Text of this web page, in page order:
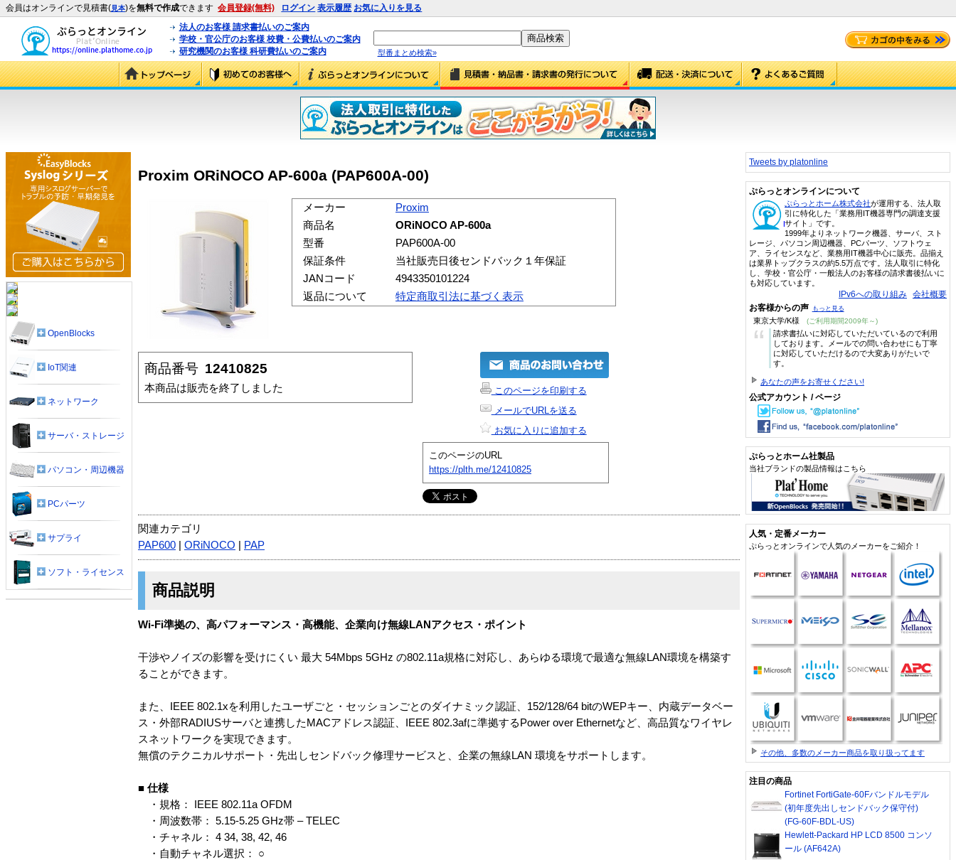
会員はオンラインで見積書(見本)を無料で作成できます 会員登録(無料) ログイン 表示履歴 お気に入りを見る
法人のお客様 請求書払いのご案内
学校・官公庁のお客様 校費・公費払いのご案内
研究機関のお客様 科研費払いのご案内
型番まとめ検索»
Proxim ORiNOCO AP-600a (PAP600A-00)
メーカー
Proxim
商品名
ORiNOCO AP-600a
型番
PAP600A-00
保証条件
当社販売日後センドバック１年保証
JANコード
4943350101224
返品について
特定商取引法に基づく表示
商品番号 12410825
本商品は販売を終了しました
このページを印刷する
メールでURLを送る
お気に入りに追加する
このページのURL
https://plth.me/12410825
関連カテゴリ
PAP600
ORiNOCO PAP
商品説明
Wi-Fi準拠の、高パフォーマンス・高機能、企業向け無線LANアクセス・ポイント
干渉やノイズの影響を受けにくい 最大 54Mbps 5GHz の802.11a規格に対応し、あらゆる環境で最適な無線LAN環境を構築す
ることができます。
また、IEEE 802.1xを利用したユーザごと・セッションごとのダイナミック認証、152/128/64 bitのWEPキー、内蔵データベー
ス・外部RADIUSサーバと連携したMACアドレス認証、IEEE 802.3afに準拠するPower over Ethernetなど、高品質なワイヤレ
スネットワークを実現できます。
無償のテクニカルサポート・先出しセンドバック修理サービスと、企業の無線LAN 環境をサポートします。
■ 仕様
・規格： IEEE 802.11a OFDM
・周波数帯： 5.15-5.25 GHz帯 – TELEC
・チャネル： 4 34, 38, 42, 46
・自動チャネル選択： ○
OpenBlocks
IoT関連
ネットワーク
サーバ・ストレージ
パソコン・周辺機器
PCパーツ
サプライ
ソフト・ライセンス
Tweets by platonline
ぷらっとオンラインについて
ぷらっとホーム株式会社が運用する、法人取
引に特化した「業務用IT機器専門の調達支援
サイト」です。
1999年よりネットワーク機器、サーバ、スト
レージ、パソコン周辺機器、PCパーツ、ソフトウェ
ア、ライセンスなど、業務用IT機器中心に販売。品揃え
は業界トップクラスの約5.5万点です。法人取引に特化
し、学校・官公庁・一般法人のお客様の請求書後払いに
も対応しています。
IPv6への取り組み 会社概要
お客様からの声 もっと見る
東京大学/K様 (ご利用期間2009年～)
“
請求書払いに対応していただいているので利用
しております。メールでの問い合わせにも丁寧
に対応していただけるので大変ありがたいで
す。
あなたの声をお寄せください!
公式アカウント / ページ
ぷらっとホーム社製品
当社ブランドの製品情報はこちら
人気・定番メーカー
ぷらっとオンラインで人気のメーカーをご紹介！
その他、多数のメーカー商品を取り扱ってます
注目の商品
Fortinet FortiGate-60Fバンドルモデル
(初年度先出しセンドバック保守付)
(FG-60F-BDL-US)
Hewlett-Packard HP LCD 8500 コンソ
ール (AF642A)